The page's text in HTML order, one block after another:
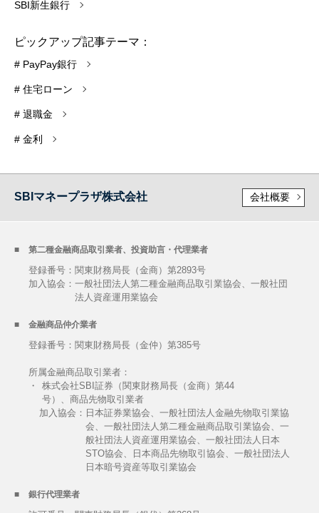
SBI新生銀行
ピックアップ記事テーマ：
# PayPay銀行
# 住宅ローン
# 退職金
# 金利
SBIマネープラザ株式会社 会社概要
第二種金融商品取引業者、投資助言・代理業者
登録番号：関東財務局長（金商）第2893号
加入協会： 一般社団法人第二種金融商品取引業協会、一般社団
法人資産運用業協会
金融商品仲介業者
登録番号：関東財務局長（金仲）第385号
所属金融商品取引業者：
・
株式会社SBI証券（関東財務局長（金商）第44
号）、商品先物取引業者
加入協会： 日本証券業協会、一般社団法人金融先物取引業協
会、一般社団法人第二種金融商品取引業協会、一
般社団法人資産運用業協会、一般社団法人日本
STO協会、日本商品先物取引協会、一般社団法人
日本暗号資産等取引業協会
銀行代理業者